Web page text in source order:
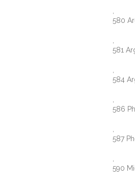
580
581
584
586
587
590